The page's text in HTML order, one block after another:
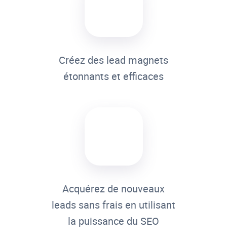
Créez des lead magnets
étonnants et efficaces
Acquérez de nouveaux
leads sans frais en utilisant
la puissance du SEO